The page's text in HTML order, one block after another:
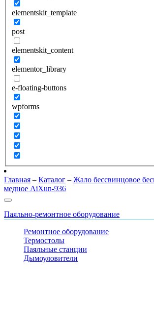
elementskit_template
post
elementskit_content
elementor_library
e-floating-buttons
wpforms
Главная – Каталог – Жало бессвинцовое
медное AiXun-936
Паяльно-ремонтное оборудование
Ремонтное оборудование
Термостолы
Паяльные станции
Дымоуловители